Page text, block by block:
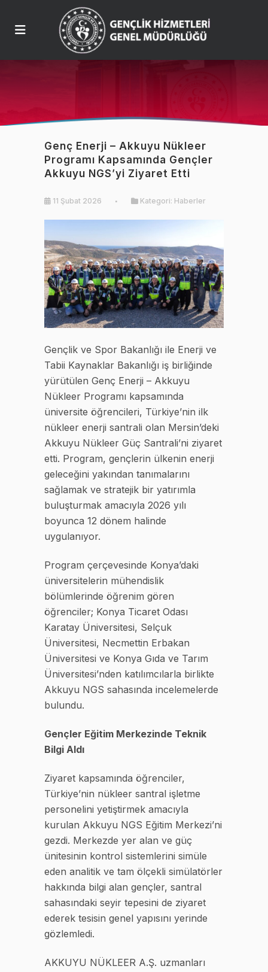
Genç Enerji – Akkuyu Nükleer
Programı Kapsamında Gençler
Akkuyu NGS’yi Ziyaret Etti
11 Şubat 2026 Kategori: Haberler
Gençlik ve Spor Bakanlığı ile Enerji ve
Tabii Kaynaklar Bakanlığı iş birliğinde
yürütülen Genç Enerji – Akkuyu
Nükleer Programı kapsamında
üniversite öğrencileri, Türkiye’nin ilk
nükleer enerji santrali olan Mersin’deki
Akkuyu Nükleer Güç Santrali’ni ziyaret
etti. Program, gençlerin ülkenin enerji
geleceğini yakından tanımalarını
sağlamak ve stratejik bir yatırımla
buluşturmak amacıyla 2026 yılı
boyunca 12 dönem halinde
uygulanıyor.
Program çerçevesinde Konya’daki
üniversitelerin mühendislik
bölümlerinde öğrenim gören
öğrenciler; Konya Ticaret Odası
Karatay Üniversitesi, Selçuk
Üniversitesi, Necmettin Erbakan
Üniversitesi ve Konya Gıda ve Tarım
Üniversitesi’nden katılımcılarla birlikte
Akkuyu NGS sahasında incelemelerde
bulundu.
Gençler Eğitim Merkezinde Teknik
Bilgi Aldı
Ziyaret kapsamında öğrenciler,
Türkiye’nin nükleer santral işletme
personelini yetiştirmek amacıyla
kurulan Akkuyu NGS Eğitim Merkezi’ni
gezdi. Merkezde yer alan ve güç
ünitesinin kontrol sistemlerini simüle
eden analitik ve tam ölçekli simülatörler
hakkında bilgi alan gençler, santral
sahasındaki seyir tepesini de ziyaret
ederek tesisin genel yapısını yerinde
gözlemledi.
AKKUYU NÜKLEER A.Ş. uzmanları